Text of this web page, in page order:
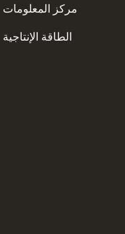
مركز المعلومات
الطاقة الإنتاجية